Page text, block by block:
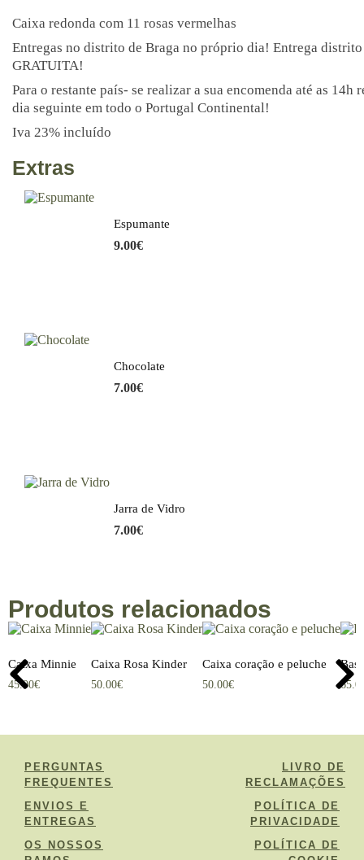
Caixa redonda com 11 rosas vermelhas
Entregas no distrito de Braga no próprio dia! Entrega
GRATUITA!
Para o restante país- se realizar a sua encomenda até as 14h
dia seguinte em todo o Portugal Continental!
Iva 23% incluído
Extras
Espumante
9.00€
Chocolate
7.00€
Jarra de Vidro
7.00€
Produtos relacionados
Caixa Minnie
45.00€
Caixa Rosa Kinder
50.00€
Caixa coração e peluche
50.00€
PERGUNTAS
FREQUENTES
ENVIOS E
ENTREGAS
OS NOSSOS
LIVRO DE
RECLAMAÇÕES
POLÍTICA DE
PRIVACIDADE
POLÍTICA DE